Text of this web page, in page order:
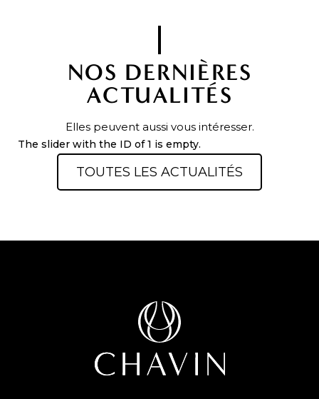
NOS DERNIÈRES
ACTUALITÉS
Elles peuvent aussi vous intéresser.
The slider with the ID of 1 is empty.
TOUTES LES ACTUALITÉS